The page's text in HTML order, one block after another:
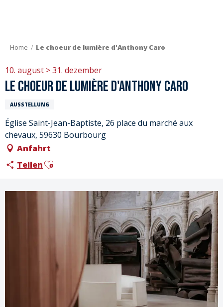
Home Le choeur de lumière d'Anthony Caro
10. august > 31. dezember
Le choeur de lumière d'Anthony Caro
AUSSTELLUNG
Église Saint-Jean-Baptiste, 26 place du marché aux
chevaux, 59630 Bourbourg
Anfahrt
TeilenAjouter aux favoris